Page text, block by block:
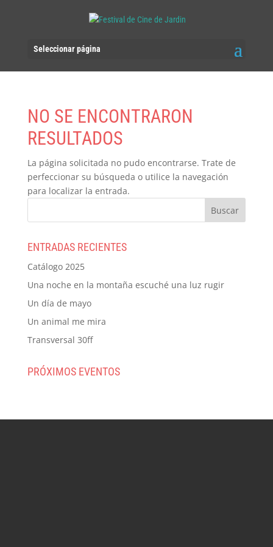
Seleccionar página
NO SE ENCONTRARON
RESULTADOS
La página solicitada no pudo encontrarse. Trate de
perfeccionar su búsqueda o utilice la navegación
para localizar la entrada.
ENTRADAS RECIENTES
Catálogo 2025
Una noche en la montaña escuché una luz rugir
Un día de mayo
Un animal me mira
Transversal 30ff
PRÓXIMOS EVENTOS